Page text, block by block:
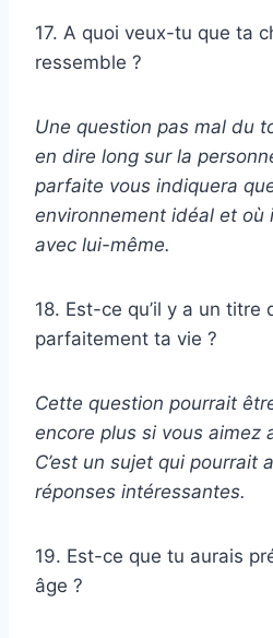
17. A quoi veux-tu que ta
ressemble ?
Une question pas mal du
en dire long sur la
parfaite vous indiquera
environnement idéal et où
avec lui-même.
18. Est-ce qu’il y a un
parfaitement ta vie ?
Cette question pourrait
encore plus si vous aimez
C’est un sujet qui pourrait
réponses intéressantes.
19. Est-ce que tu aurais
âge ?